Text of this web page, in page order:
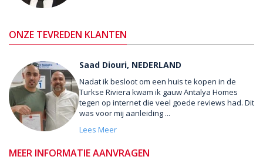
ONZE TEVREDEN KLANTEN
Saad Diouri, NEDERLAND
Nadat ik besloot om een huis te kopen in de
Turkse Riviera kwam ik gauw Antalya Homes
tegen op internet die veel goede reviews had. Dit
was voor mij aanleiding ...
Lees Meer
MEER INFORMATIE AANVRAGEN